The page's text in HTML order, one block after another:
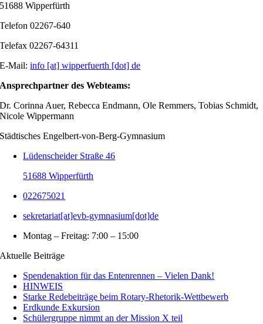
51688 Wipperfürth
Telefon 02267-640
Telefax 02267-64311
E-Mail:info [at] wipperfuerth [dot] de
Ansprechpartner des Webteams:
Dr. Corinna Auer, Rebecca Endmann, Ole Remmers, Tobias Schmidt,
Nicole Wippermann
Städtisches Engelbert-von-Berg-Gymnasium
Lüdenscheider Straße 46
51688 Wipperfürth
022675021
sekretariat[at]evb-gymnasium[dot]de
Montag – Freitag: 7:00 – 15:00
Aktuelle Beiträge
Spendenaktion für das Entenrennen – Vielen Dank!
HINWEIS
Starke Redebeiträge beim Rotary-Rhetorik-Wettbewerb
Erdkunde Exkursion
Schülergruppe nimmt an der Mission X teil